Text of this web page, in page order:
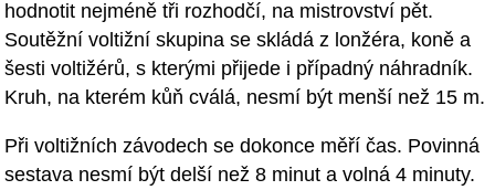
hodnotit nejméně tři rozhodčí, na mistrovství pět.
Soutěžní voltižní skupina se skládá z lonžéra, koně a
šesti voltižérů, s kterými přijede i případný náhradník.
Kruh, na kterém kůň cválá, nesmí být menší než 15 m.
Při voltižních závodech se dokonce měří čas. Povinná
sestava nesmí být delší než 8 minut a volná 4 minuty.